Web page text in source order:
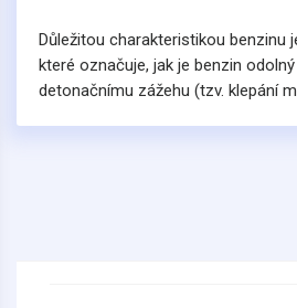
Důležitou charakteristikou benzinu
které označuje, jak je benzin
detonačnímu zážehu (tzv. klepání